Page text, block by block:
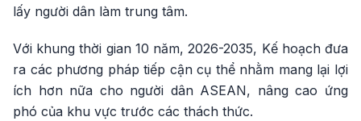
lấy người dân làm trung tâm.
Với khung thời gian 10 năm, 2026-2035, Kế hoạch đưa
ra các phương pháp tiếp cận cụ thể nhằm mang lại lợi
ích hơn nữa cho người dân ASEAN, nâng cao ứng
phó của khu vực trước các thách thức.